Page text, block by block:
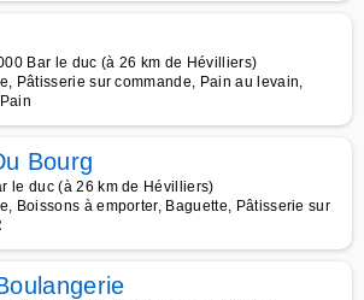
Bar le duc (à 26 km de Hévilliers)
Pâtisserie sur commande, Pain au levain,
Bourg
le duc (à 26 km de Hévilliers)
Boissons à emporter, Baguette, Pâtisserie sur